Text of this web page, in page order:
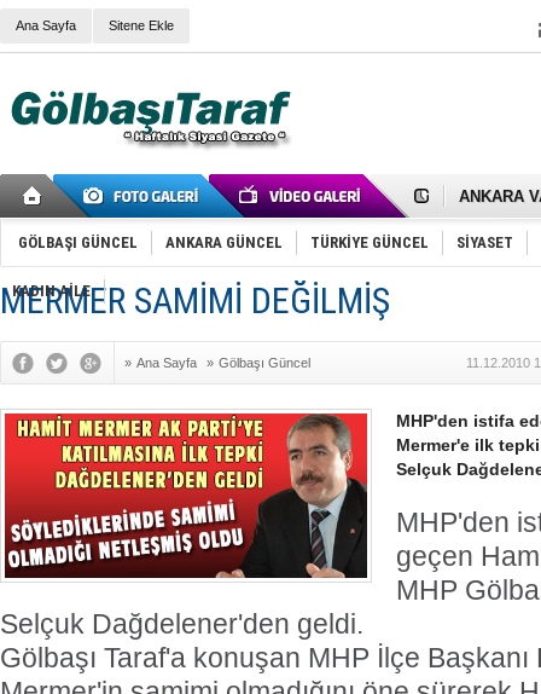
Ana Sayfa Sitene Ekle
Cemal
Samet
FAİZ
Mikail
Gölbaşı
İNCEK
GÖLBAŞI GÜNCEL ANKARA GÜNCEL TÜRKİYE GÜNCEL SİYASET
KADIN AİLE
MERMER SAMİMİ DEĞİLMİŞ
» Ana Sayfa » Gölbaşı Güncel 11.12.2010
MHP'den istifa
Mermer'e ilk
Selçuk
MHP'den
geçen
MHP
Selçuk Dağdelener'den geldi.
Gölbaşı Taraf'a konuşan MHP İlçe